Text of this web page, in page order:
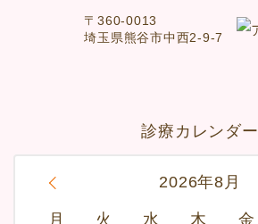
〒360-0013
埼玉県熊谷市中西2-9-7
診療カレンダー
2026年8月
月 火 水 木 金